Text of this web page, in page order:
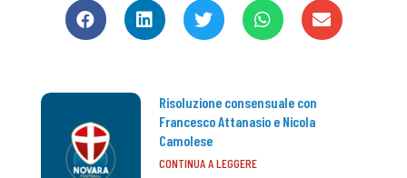
Risoluzione consensuale con
Francesco Attanasio e Nicola
Camolese
CONTINUA A LEGGERE